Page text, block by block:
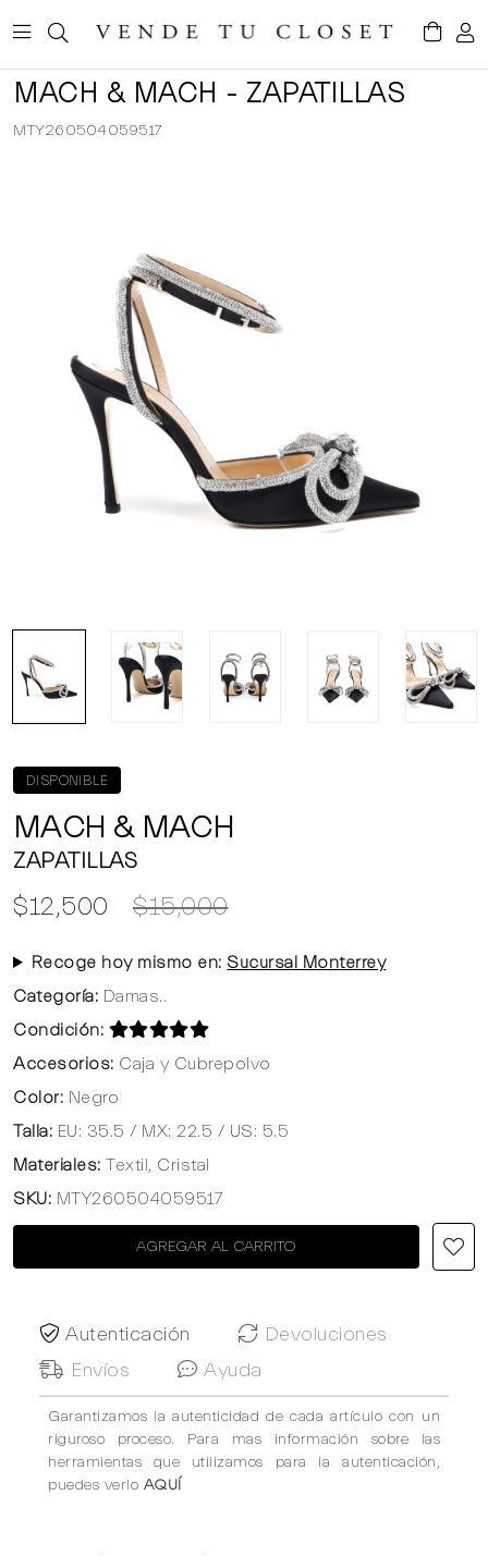
MACH & MACH - ZAPATILLAS
MTY260504059517
DISPONIBLE
MACH & MACH
ZAPATILLAS
$12,500 $15,000
Recoge hoy mismo en: Sucursal Monterrey
Categoría: Damas..
Condición:
Accesorios: Caja y Cubrepolvo
Color: Negro
Talla: EU: 35.5 / MX: 22.5 / US: 5.5
Materiales: Textil, Cristal
SKU: MTY260504059517
AGREGAR AL CARRITO
Autenticación
Devoluciones
Envíos
Ayuda
Garantizamos la autenticidad de cada artículo con un
riguroso proceso. Para mas información sobre las
herramientas que utilizamos para la autenticación,
puedes verlo AQUÍ